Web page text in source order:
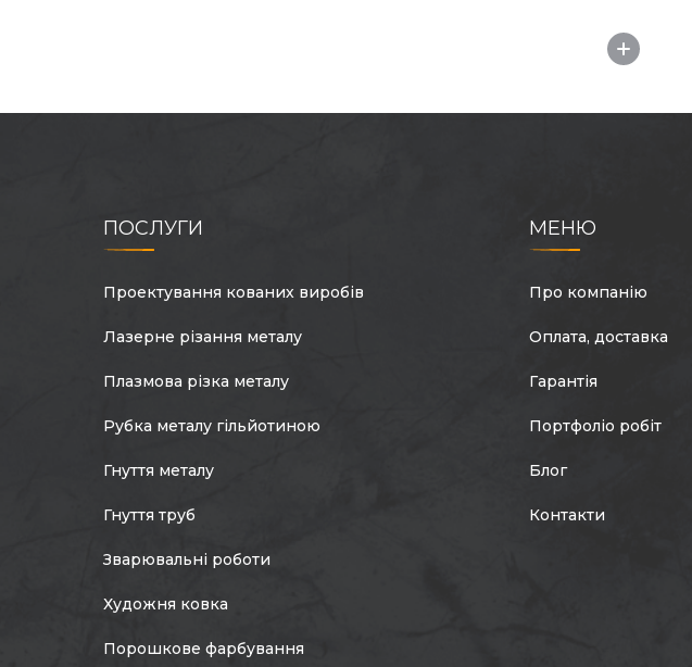
ПОСЛУГИ
Проектування кованих виробів
Лазерне різання металу
Плазмова різка металу
Рубка металу гільйотиною
Гнуття металу
Гнуття труб
Зварювальні роботи
Художня ковка
Порошкове фарбування
МЕНЮ
Про компанію
Оплата, доставка
Гарантія
Портфоліо робіт
Блог
Контакти